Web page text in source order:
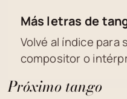
Más letras de
Volvé al índice
compositor o
Próximo tango